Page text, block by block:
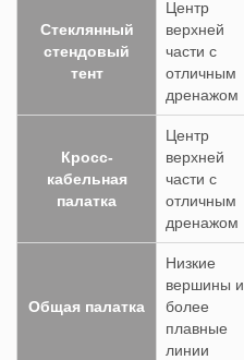
Стеклянный
стендовый
тент
Центр
верхней
части с
отличным
дренажом
Кросс-
кабельная
палатка
Центр
верхней
части с
отличным
дренажом
Общая палатка
Низкие
вершины и
более
плавные
линии